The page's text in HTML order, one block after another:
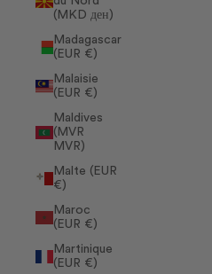
(MKD ден)
Madagascar
(EUR €)
Malaisie
(EUR €)
Maldives
(MVR
MVR)
Malte (EUR
€)
Maroc
(EUR €)
Martinique
(EUR €)